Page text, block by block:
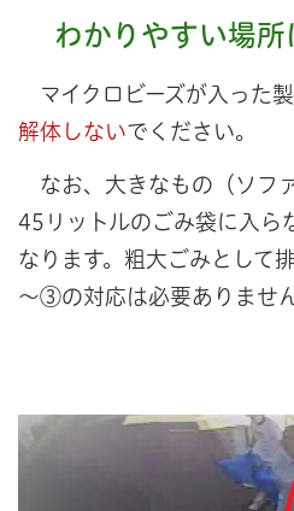
わかりやすい場所
マイクロビーズが入った
解体しないでください。
なお、大きなもの（ソフ
45リットルのごみ袋に入ら
なります。粗大ごみとして
～③の対応は必要ありません